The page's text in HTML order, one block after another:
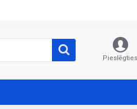
Pieslēgties